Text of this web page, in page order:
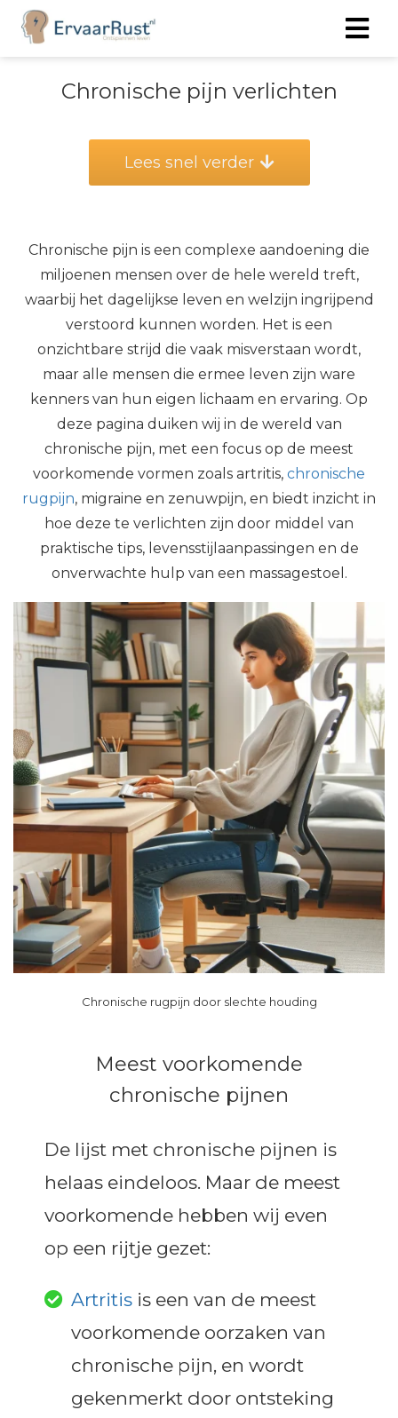
Chronische pijn verlichten
Lees snel verder
Chronische pijn is een complexe aandoening die
miljoenen mensen over de hele wereld treft,
waarbij het dagelijkse leven en welzijn ingrijpend
verstoord kunnen worden. Het is een
onzichtbare strijd die vaak misverstaan wordt,
maar alle mensen die ermee leven zijn ware
kenners van hun eigen lichaam en ervaring. Op
deze pagina duiken wij in de wereld van
chronische pijn, met een focus op de meest
voorkomende vormen zoals artritis, chronische
rugpijn, migraine en zenuwpijn, en biedt inzicht in
hoe deze te verlichten zijn door middel van
praktische tips, levensstijlaanpassingen en de
onverwachte hulp van een massagestoel.
Chronische rugpijn door slechte houding
Meest voorkomende
chronische pijnen
De lijst met chronische pijnen is
helaas eindeloos. Maar de meest
voorkomende hebben wij even
op een rijtje gezet:
Artritis is een van de meest
voorkomende oorzaken van
chronische pijn, en wordt
gekenmerkt door ontsteking